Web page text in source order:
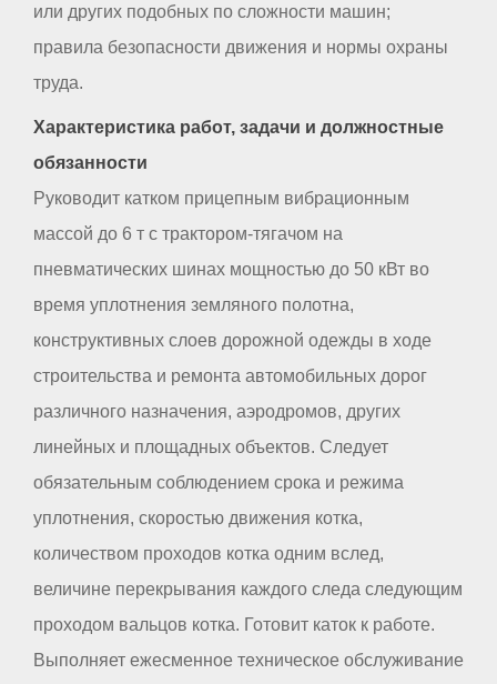
или других подобных по сложности машин;
правила безопасности движения и нормы охраны
труда.
Характеристика работ, задачи и должностные
обязанности
Руководит катком прицепным вибрационным
массой до 6 т с трактором-тягачом на
пневматических шинах мощностью до 50 кВт во
время уплотнения земляного полотна,
конструктивных слоев дорожной одежды в ходе
строительства и ремонта автомобильных дорог
различного назначения, аэродромов, других
линейных и площадных объектов. Следует
обязательным соблюдением срока и режима
уплотнения, скоростью движения котка,
количеством проходов котка одним вслед,
величине перекрывания каждого следа следующим
проходом вальцов котка. Готовит каток к работе.
Выполняет ежесменное техническое обслуживание